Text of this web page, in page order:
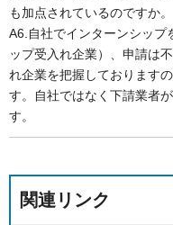
も加点されているのですか。
A6.自社でインターンシップ
ップ受入れ企業）、申請は
れ企業を把握しております
す。自社ではなく下請業者
す。
関連リンク